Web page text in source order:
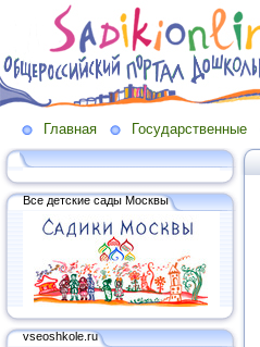
Главная Государственные
Все детские сады Москвы
vseoshkole.ru